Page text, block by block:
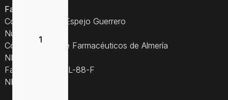
Farmacia Espejo
Colegiado Jose Espejo Guerrero
Núm. Coleg. 507
Colegio Oficial de Farmacéuticos de Almería
NIF: 27242135S
Farmacia Núm. AL-88-F
NICA: 18864